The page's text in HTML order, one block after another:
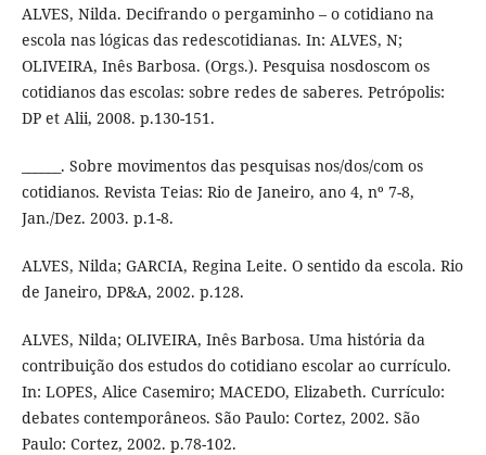
ALVES, Nilda. Decifrando o pergaminho – o cotidiano na
escola nas lógicas das redescotidianas. In: ALVES, N;
OLIVEIRA, Inês Barbosa. (Orgs.). Pesquisa nosdoscom os
cotidianos das escolas: sobre redes de saberes. Petrópolis:
DP et Alii, 2008. p.130-151.
______. Sobre movimentos das pesquisas nos/dos/com os
cotidianos. Revista Teias: Rio de Janeiro, ano 4, nº 7-8,
Jan./Dez. 2003. p.1-8.
ALVES, Nilda; GARCIA, Regina Leite. O sentido da escola. Rio
de Janeiro, DP&A, 2002. p.128.
ALVES, Nilda; OLIVEIRA, Inês Barbosa. Uma história da
contribuição dos estudos do cotidiano escolar ao currículo.
In: LOPES, Alice Casemiro; MACEDO, Elizabeth. Currículo:
debates contemporâneos. São Paulo: Cortez, 2002. São
Paulo: Cortez, 2002. p.78-102.